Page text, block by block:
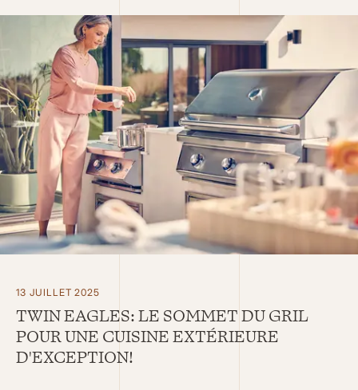
13 JUILLET 2025
TWIN EAGLES: LE SOMMET DU GRIL
POUR UNE CUISINE EXTÉRIEURE
D'EXCEPTION!